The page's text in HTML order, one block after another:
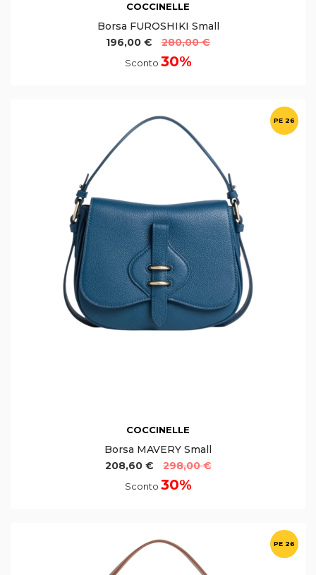
COCCINELLE
Borsa FUROSHIKI Small
196,00 €
280,00 €
Sconto 30%
PE 26
COCCINELLE
Borsa MAVERY Small
208,60 €
298,00 €
Sconto 30%
PE 26